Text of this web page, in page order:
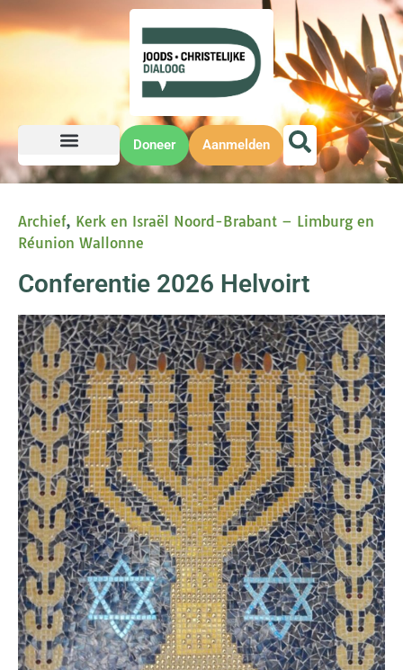
Doneer Aanmelden
Archief, Kerk en Israël Noord-Brabant – Limburg en
Réunion Wallonne
Conferentie 2026 Helvoirt